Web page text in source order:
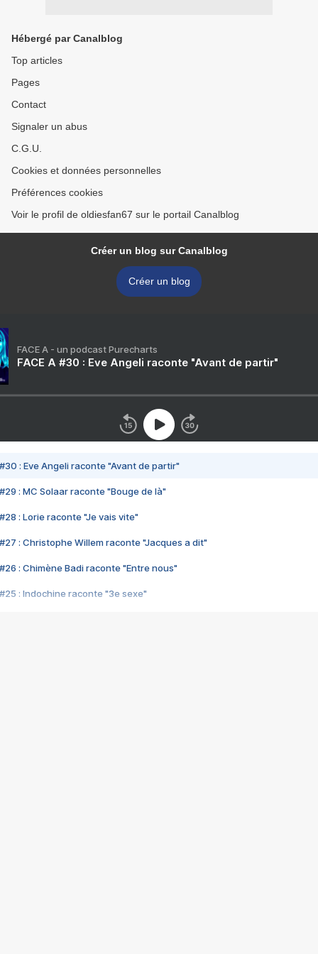
Hébergé par Canalblog
Top articles
Pages
Contact
Signaler un abus
C.G.U.
Cookies et données personnelles
Préférences cookies
Voir le profil de oldiesfan67 sur le portail Canalblog
Créer un blog sur Canalblog
Créer un blog
FACE A - un podcast Purecharts
FACE A #30 : Eve Angeli raconte "Avant de partir"
#30 : Eve Angeli raconte "Avant de partir"
#29 : MC Solaar raconte "Bouge de là"
#28 : Lorie raconte "Je vais vite"
#27 : Christophe Willem raconte "Jacques a dit"
#26 : Chimène Badi raconte "Entre nous"
#25 : Indochine raconte "3e sexe"